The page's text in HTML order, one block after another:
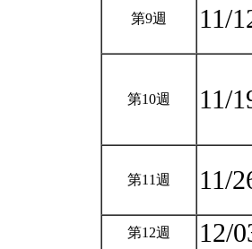
第9週 11/
第10週 11/
第11週 11/
第12週 12/